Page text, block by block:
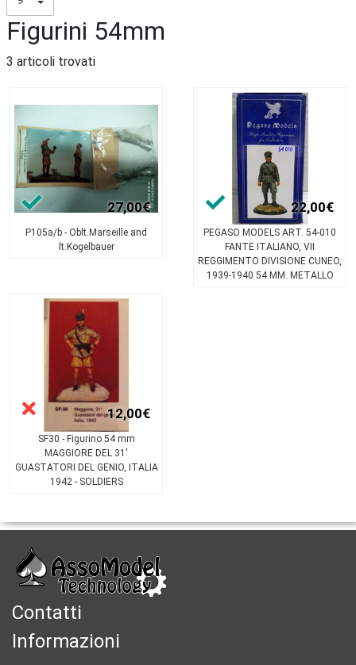
Figurini 54mm
3 articoli trovati
27,00€
P105a/b - Oblt.Marseille and
lt.Kogelbauer
22,00€
PEGASO MODELS ART. 54-010
FANTE ITALIANO, VII
REGGIMENTO DIVISIONE CUNEO,
1939-1940 54 MM. METALLO
12,00€
SF30 - Figurino 54 mm
MAGGIORE DEL 31'
GUASTATORI DEL GENIO, ITALIA
1942 - SOLDIERS
Contatti
Informazioni